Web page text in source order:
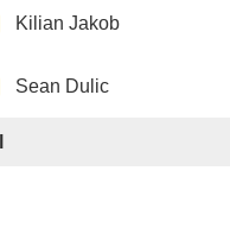
Kilian Jakob
Sean Dulic